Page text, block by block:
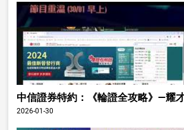
中信證券特約：《輪證全攻略》—耀
2026-01-30